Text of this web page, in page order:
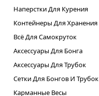
Наперстки Для Курения
Контейнеры Для Хранения
Всё Для Самокруток
Аксессуары Для Бонга
Аксессуары Для Трубок
Сетки Для Бонгов И Трубок
Карманные Весы